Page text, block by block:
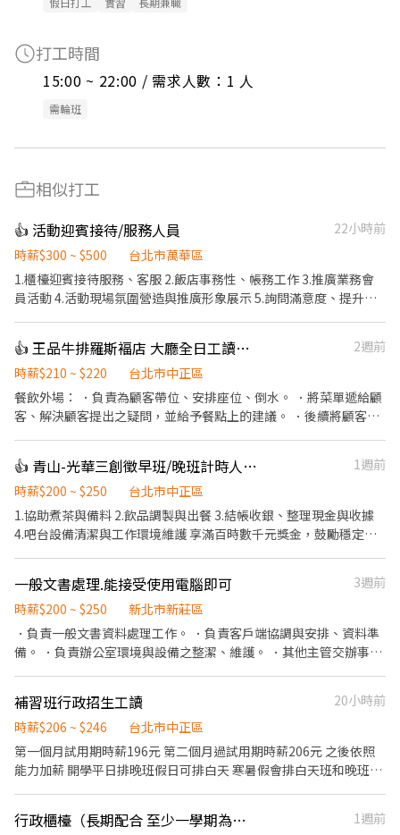
打工時間
15:00 ~ 22:00 / 需求人數：1 人
需輪班
相似打工
👍 活動迎賓接待/服務人員
22小時前
時薪$300 ~ $500
台北市萬華區
1.櫃檯迎賓接待服務、客服 2.飯店事務性、帳務工作 3.推廣業務會
員活動 4.活動現場氛圍營造與推廣形象展示 5.詢問滿意度、提升服
👍 王品牛排羅斯褔店 大廳全日工讀（晚班工讀等，意者內洽）
2週前
時薪$210 ~ $220
台北市中正區
餐飲外場： ．負責為顧客帶位、安排座位、倒水。 ．將菜單遞給顧
客、解決顧客提出之疑問，並給予餐點上的建議。 ．後續將顧客點
👍 青山-光華三創徵早班/晚班計時人員青茶專業製作
1週前
時薪$200 ~ $250
台北市中正區
1.協助煮茶與備料 2.飲品調製與出餐 3.結帳收銀、整理現金與收據
4.吧台設備清潔與工作環境維護 享滿百時數千元獎金，鼓勵穩定出
一般文書處理.能接受使用電腦即可
3週前
時薪$200 ~ $250
新北市新莊區
．負責一般文書資料處理工作。 ．負責客戶端協調與安排、資料準
備。 ．負責辦公室環境與設備之整潔、維護。 ．其他主管交辦事項
補習班行政招生工讀
20小時前
時薪$206 ~ $246
台北市中正區
第一個月試用期時薪196元 第二個月過試用期時薪206元 之後依照
能力加薪 開學平日排晚班假日可排白天 寒暑假會排白天班和晚班，
程，協助試聽課程與寒暑假帶學生做手作與幫忙帶班 工作環境：環
行政櫃檯（長期配合 至少一學期為單位） 1週前